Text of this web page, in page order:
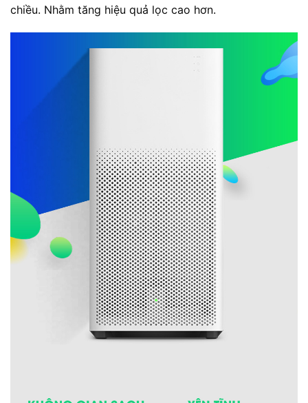
chiều. Nhằm tăng hiệu quả lọc cao hơn.